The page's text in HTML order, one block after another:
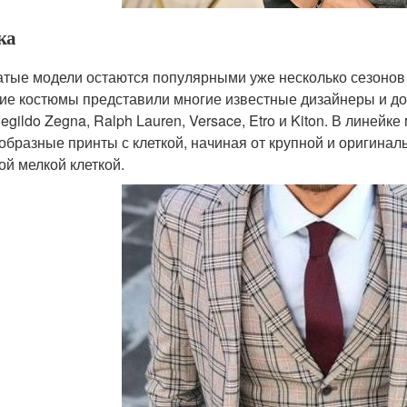
модели остаются популярными уже несколько
костюмы представили многие известные дизайнеры и
Zegna, Ralph Lauren, Versace, Etro и Kiton. В
принты с клеткой, начиная от крупной и
мелкой клеткой.